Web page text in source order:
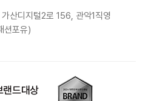
산디지털2로 156, 관악1직영
션포유)